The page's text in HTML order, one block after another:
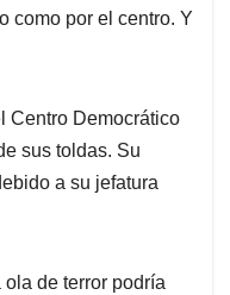
como por el centro. Y
Centro Democrático
sus toldas. Su
a su jefatura
de terror podría